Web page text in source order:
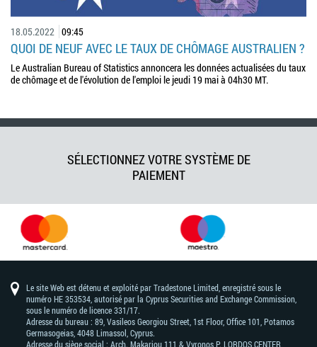
18.05.2022 09:45
QUOI DE NEUF AVEC LE TAUX DE CHÔMAGE AUSTRALIEN ?
Le Australian Bureau of Statistics annoncera les données actualisées du taux
de chômage et de l'évolution de l'emploi le jeudi 19 mai à 04h30 MT.
SÉLECTIONNEZ VOTRE SYSTÈME DE
PAIEMENT
Le site Web est détenu et exploité par Tradestone Limited, enregistré sous le
numéro HE 353534, autorisé par la Cyprus Securities and Exchange Commission,
sous le numéro de licence 331/17.
Adresse du bureau : 89, Vasileos Georgiou Street, 1st Floor, Office 101, Potamos
Germasogeias, 4048 Limassol, Cyprus.
Adresse du siège social : Arch. Makariou 111 & Vyronos Р. LORDOS CENTER,